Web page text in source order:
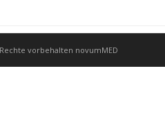
vorbehalten novumMED